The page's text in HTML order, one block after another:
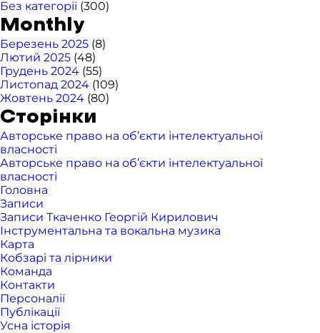
Без категорії (300)
Monthly
Березень 2025 (8)
Лютий 2025 (48)
Грудень 2024 (55)
Листопад 2024 (109)
Жовтень 2024 (80)
Сторінки
Авторське право на об’єкти інтелектуальної
власності
Авторське право на об’єкти інтелектуальної
власності
Головна
Записи
Записи Ткаченко Георгій Кирилович
Інструментальна та вокальна музика
Карта
Кобзарі та лірники
Команда
Контакти
Персоналії
Публікації
Усна історія